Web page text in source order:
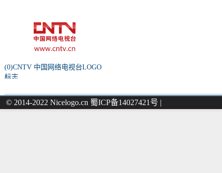
(0)CNTV 中国网络电视台LOGO
标志
© 2014-2022 Nicelogo.cn 蜀ICP备14027421号 |